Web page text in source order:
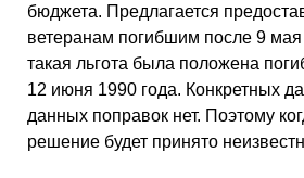
бюджета. Предлагается
ветеранам погибшим после 9
такая льгота была положена
12 июня 1990 года. Конкретных
данных поправок нет. Поэтому
решение будет принято